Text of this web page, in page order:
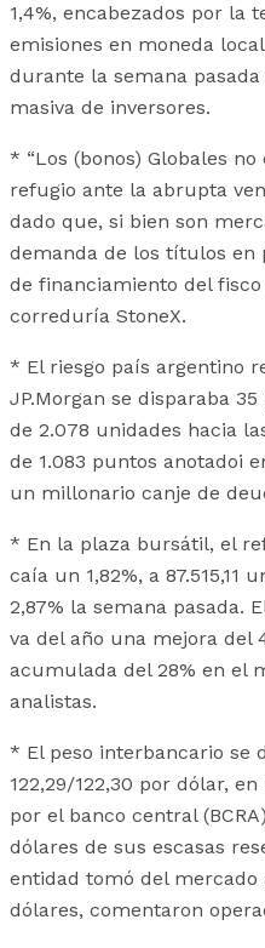
1,4%, encabezados por la
emisiones en moneda
durante la semana
masiva de inversores.
* “Los (bonos) Globales
refugio ante la abrupta
dado que, si bien son
demanda de los títulos en
de financiamiento del
correduría StoneX.
* El riesgo país argentino
JP.Morgan se disparaba
de 2.078 unidades hacia
de 1.083 puntos anotadoi
un millonario canje de
* En la plaza bursátil, el
caía un 1,82%, a 87.515,11
2,87% la semana pasada.
va del año una mejora del
acumulada del 28% en el
analistas.
* El peso interbancario se
122,29/122,30 por dólar,
por el banco central
dólares de sus escasas
entidad tomó del mercado
dólares, comentaron